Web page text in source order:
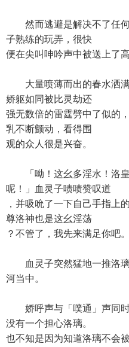
然而逃避是解决不了任何
子熟练的玩弄，很快
便在尖叫呻吟声中被送上了高
大量喷薄而出的春水洒满
娇躯如同被比灵劫还
强无数倍的雷霆劈中了似的
乳不断颤动，看得围
观的众人很是兴奋。
「呦！这幺多淫水！洛皇
呢！」血灵子啧啧赞叹道
，并吸吮了一下自己手指上
尊洛神也是这幺淫荡
？不管了，我先来满足你吧。
血灵子突然猛地一推洛璃
河当中。
娇呼声与「噗通」声同时
没有一个担心洛璃。
也不知是因为知道洛璃不会